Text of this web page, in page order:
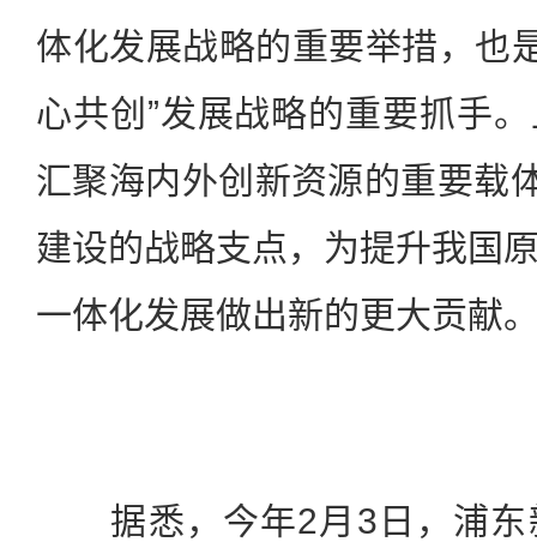
体化发展战略的重要举措，也
心共创”发展战略的重要抓手
汇聚海内外创新资源的重要载
建设的战略支点，为提升我国
一体化发展做出新的更大贡献
据悉，今年2月3日，浦东